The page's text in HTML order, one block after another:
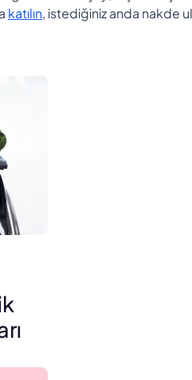
katılın, istediğiniz anda nakde